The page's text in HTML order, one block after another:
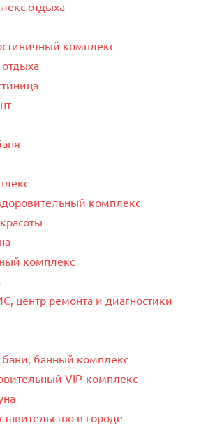
отдыха
комплекс
комплекс
комплекс
центр ремонта и диагностики
банный комплекс
VIP-комплекс
в городе